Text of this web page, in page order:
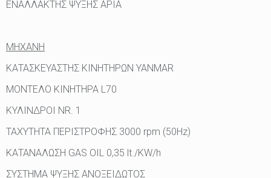
ΕΝΑΛΛΑΚΤΗΣ ΨΥΞΗΣ ΑΡΙΑ
ΜΗΧΑΝΗ
ΚΑΤΑΣΚΕΥΑΣΤΗΣ ΚΙΝΗΤΗΡΩΝ YANMAR
ΜΟΝΤΕΛΟ ΚΙΝΗΤΗΡΑ L70
ΚΥΛΙΝΔΡΟΙ NR. 1
ΤΑΧΥΤΗΤΑ ΠΕΡΙΣΤΡΟΦΗΣ 3000 rpm (50Hz)
ΚΑΤΑΝΑΛΩΣΗ GAS OIL 0,35 lt./KW/h
ΣΥΣΤΗΜΑ ΨΥΞΗΣ ΑΝΟΞΕΙΔΩΤΟΣ